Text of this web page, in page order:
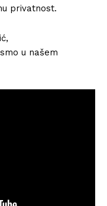
privatnost.
u našem